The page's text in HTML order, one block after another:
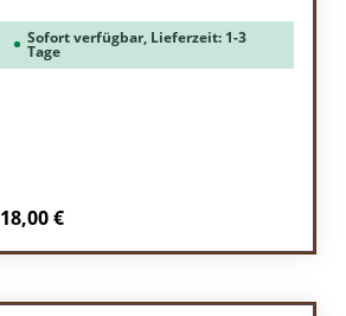
Sofort verfügbar, Lieferzeit: 1-3
Tage
Regulärer Preis:
18,00 €